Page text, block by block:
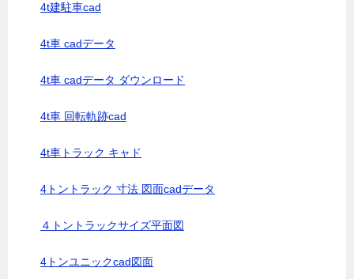
4t建駐車cad
4t車 cadデータ
4t車 cadデータ ダウンロード
4t車 回転軌跡cad
4t車トラック キャド
4トントラック 寸法 図面cadデータ
４トントラックサイズ平面図
4トンユニックcad図面